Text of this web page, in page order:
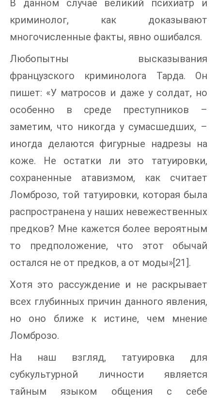
В данном случае великий психиатр и
криминолог, как доказывают
многочисленные факты, явно ошибался.
Любопытны высказывания
французского криминолога Тарда. Он
пишет: «У матросов и даже у солдат, но
особенно в среде преступников –
заметим, что никогда у сумасшедших, –
иногда делаются фигурные надрезы на
коже. Не остатки ли это татуировки,
сохраненные атавизмом, как считает
Ломброзо, той татуировки, которая была
распространена у наших невежественных
предков? Мне кажется более вероятным
то предположение, что этот обычай
остался не от предков, а от моды»[21].
Хотя это рассуждение и не раскрывает
всех глубинных причин данного явления,
но оно ближе к истине, чем мнение
Ломброзо.
На наш взгляд, татуировка для
субкультурной личности является
тайным языком общения с себе